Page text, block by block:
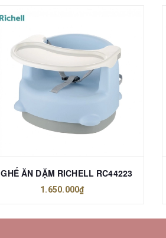
GHẾ ĂN DẶM RICHELL RC44223
1.650.000₫